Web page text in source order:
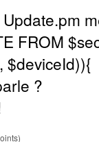
FROM
$deviceId)){
?